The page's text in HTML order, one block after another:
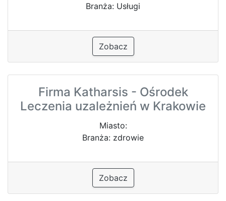
Branża: Usługi
Zobacz
Firma Katharsis - Ośrodek
Leczenia uzależnień w Krakowie
Miasto:
Branża: zdrowie
Zobacz